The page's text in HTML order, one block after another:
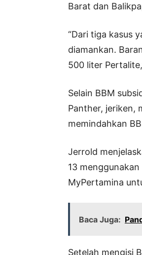
Barat dan
“Dari tiga kasus
diamankan.
500 liter
Selain BBM
Panther, jeriken,
memindahkan
Jerrold
13
MyPertamina
Baca Juga:
Setelah mengisi